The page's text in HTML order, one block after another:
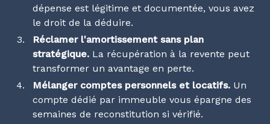
dépense est légitime et documentée, vous avez
le droit de la déduire.
Réclamer l'amortissement sans plan
stratégique. La récupération à la revente peut
transformer un avantage en perte.
Mélanger comptes personnels et locatifs. Un
compte dédié par immeuble vous épargne des
semaines de reconstitution si vérifié.